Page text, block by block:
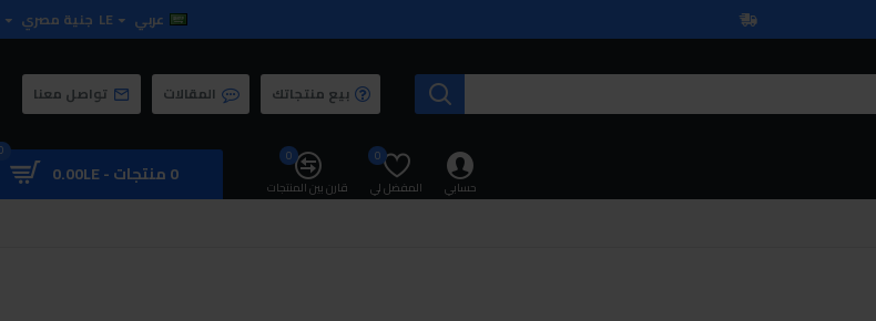
عربي LE جنية مصري
بيع منتجاتك المقالات تواصل معنا
حسابي المفضل لي
0
قارن بين المنتجات
0
0 منتجات - 0.00LE